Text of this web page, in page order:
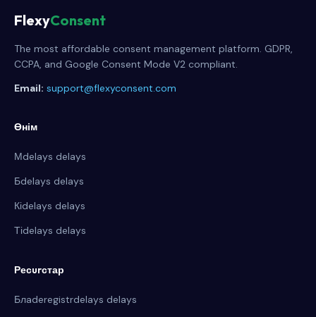
FlexyConsent
The most affordable consent management platform. GDPR,
CCPA, and Google Consent Mode V2 compliant.
Email: support@flexyconsent.com
Өнім
Мdelays delays
Бdelays delays
Кіdelays delays
Тіdelays delays
Ресurстар
Блaderegistrdelays delays